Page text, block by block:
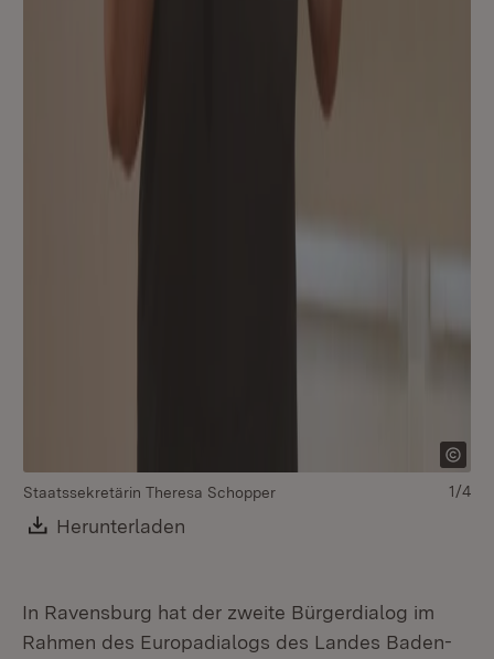
Staatssekretärin Theresa Schopper
Download:
Herunterladen
1/4
In Ravensburg hat der zweite Bürgerdialog im
Rahmen des Europadialogs des Landes Baden-